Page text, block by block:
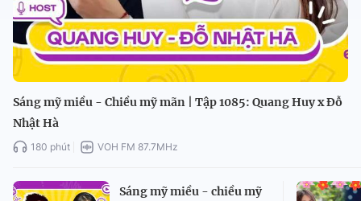
Sáng mỹ miều - Chiều mỹ mãn | Tập 1085: Quang Huy x Đỗ
Nhật Hà
180 phút VOH FM 87.7MHz
Sáng mỹ miều - chiều mỹ